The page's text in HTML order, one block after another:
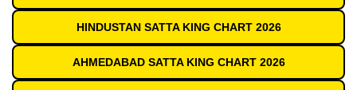
HINDUSTAN SATTA KING CHART 2026
AHMEDABAD SATTA KING CHART 2026